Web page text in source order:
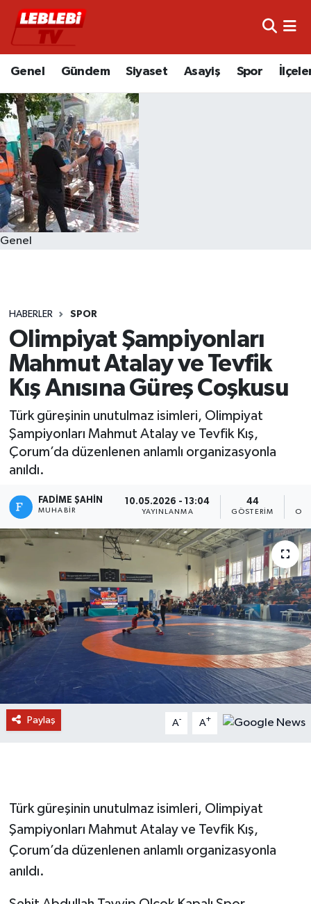
Genel Gündem Siyaset Asayiş Spor
Genel
HABERLER SPOR
Olimpiyat Şampiyonları
Mahmut Atalay ve Tevfik
Kış Anısına Güreş Coşkusu
Türk güreşinin unutulmaz isimleri, Olimpiyat
Şampiyonları Mahmut Atalay ve Tevfik Kış,
Çorum’da düzenlenen anlamlı organizasyonla
anıldı.
FADIME ŞAHIN
MUHABIR
10.05.2026 - 13:04
YAYINLANMA
44
GÖSTERIM
Paylaş A- A+
Türk güreşinin unutulmaz isimleri, Olimpiyat
Şampiyonları Mahmut Atalay ve Tevfik Kış,
Çorum’da düzenlenen anlamlı organizasyonla
anıldı.
Hava Durumu
Trafik Durumu
Süper Lig Puan Durumu ve Fikstür
Tüm Manşetler
Son Dakika Haberleri